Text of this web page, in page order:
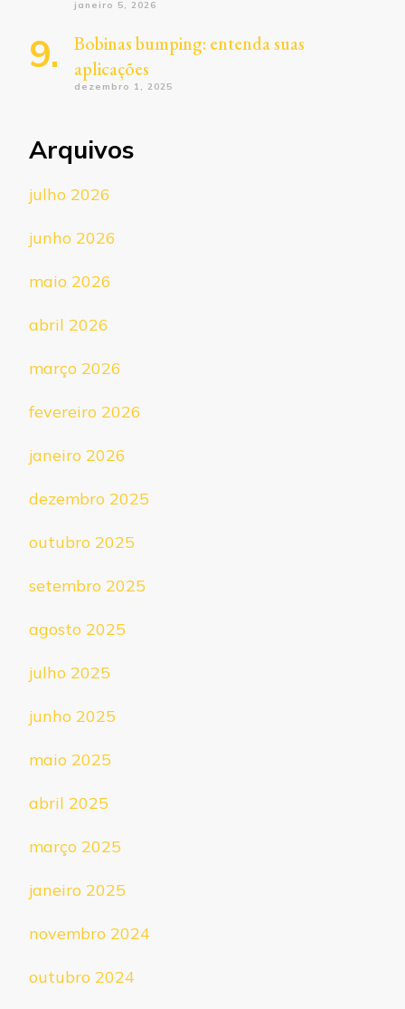
janeiro 5, 2026
Bobinas bumping: entenda suas
aplicações
dezembro 1, 2025
Arquivos
julho 2026
junho 2026
maio 2026
abril 2026
março 2026
fevereiro 2026
janeiro 2026
dezembro 2025
outubro 2025
setembro 2025
agosto 2025
julho 2025
junho 2025
maio 2025
abril 2025
março 2025
janeiro 2025
novembro 2024
outubro 2024